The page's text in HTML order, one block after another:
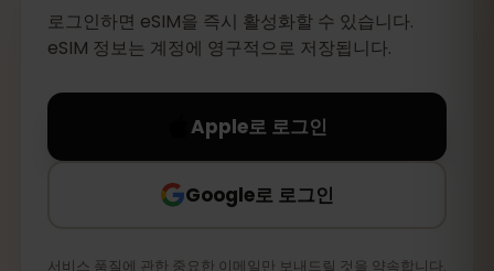
로그인하면 eSIM을 즉시 활성화할 수 있습니다.
eSIM 정보는 계정에 영구적으로 저장됩니다.
Apple로 로그인
Google로 로그인
서비스 품질에 관한 중요한 이메일만 보내드릴 것을 약속합니다.